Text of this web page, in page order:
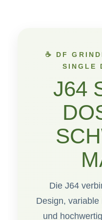
☕ DF
SINGLE
J64
Die J64
Design,
und